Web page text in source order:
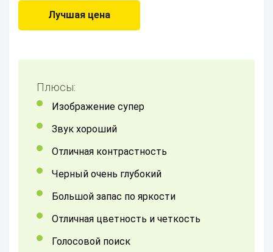
Лучшая цена
Плюсы:
Изображение супер
Звук хороший
Отличная контрастность
Черный очень глубокий
большой запас по яркости
отличная цветность и четкость
Голосовой поиск